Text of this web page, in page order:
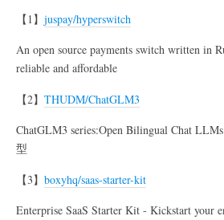
【1】 juspay/hyperswitch
An open source payments switch written in
reliable and affordable
【2】 THUDM/ChatGLM3
ChatGLM3 series:Open Bilingual Chat
型
【3】 boxyhq/saas-starter-kit
Enterprise SaaS Starter Kit - Kickstart your